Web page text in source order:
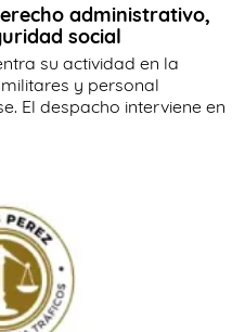
administrativo,
social
su actividad en la
y personal
El despacho interviene en